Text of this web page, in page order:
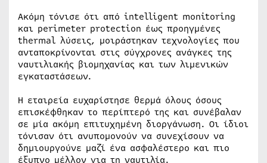
Ακόμη τόνισε ότι από intelligent monitoring
και perimeter protection έως προηγμένες
thermal λύσεις, μοιράστηκαν τεχνολογίες που
ανταποκρίνονται στις σύγχρονες ανάγκες της
ναυτιλιακής βιομηχανίας και των λιμενικών
εγκαταστάσεων.
Η εταιρεία ευχαρίστησε θερμά όλους όσους
επισκέφθηκαν το περίπτερό της και συνέβαλαν
σε μία ακόμη επιτυχημένη διοργάνωση. Οι ίδιοι
τόνισαν ότι ανυπομονούν να συνεχίσουν να
δημιουργούνε μαζί ένα ασφαλέστερο και πιο
έξυπνο μέλλον για τη ναυτιλία.